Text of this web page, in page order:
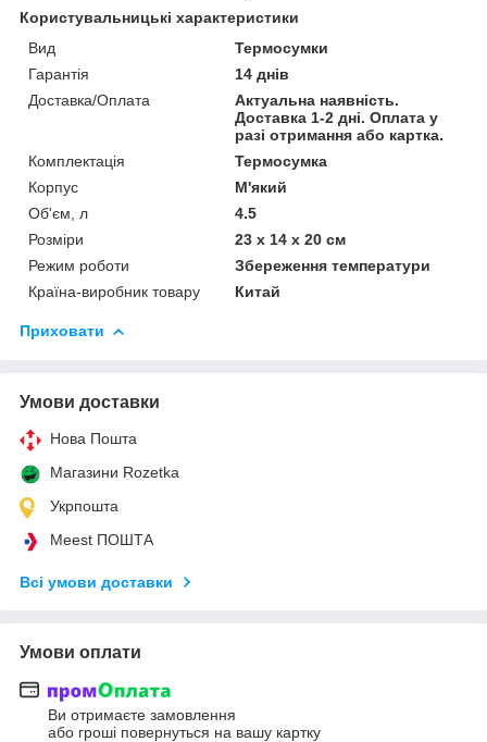
Користувальницькі характеристики
Вид
Термосумки
Гарантія
14 днів
Доставка/Оплата
Актуальна наявність.
Доставка 1-2 дні. Оплата у
разі отримання або картка.
Комплектація
Термосумка
Корпус
М'який
Об'єм, л
4.5
Розміри
23 х 14 х 20 см
Режим роботи
Збереження температури
Країна-виробник товару
Китай
Приховати
Умови доставки
Нова Пошта
Магазини Rozetka
Укрпошта
Meest ПОШТА
Всі умови доставки
Умови оплати
Ви отримаєте замовлення
або гроші повернуться на вашу картку